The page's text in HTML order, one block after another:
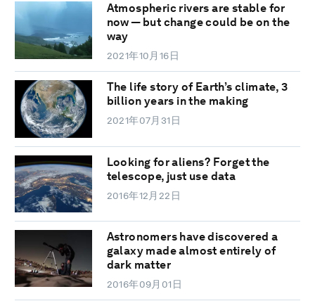
Atmospheric rivers are stable for
now — but change could be on the
way
2021年10月16日
The life story of Earth’s climate, 3
billion years in the making
2021年07月31日
Looking for aliens? Forget the
telescope, just use data
2016年12月22日
Astronomers have discovered a
galaxy made almost entirely of
dark matter
2016年09月01日